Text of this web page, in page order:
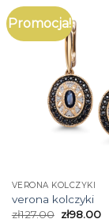
Promocja!
VERONA KOLCZYKI
verona kolczyki
zł127.00 zł98.00